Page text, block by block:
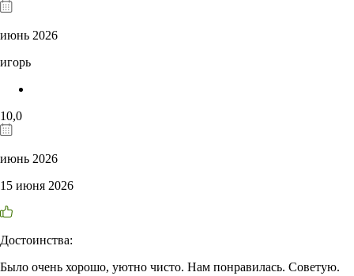
июнь 2026
игорь
10,0
июнь 2026
15 июня 2026
Достоинства:
Было очень хорошо, уютно чисто. Нам понравилась. Советую.